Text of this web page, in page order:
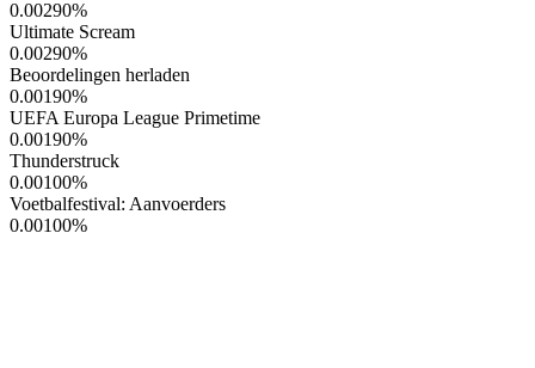
0.00290%
Ultimate Scream
0.00290%
Beoordelingen herladen
0.00190%
UEFA Europa League Primetime
0.00190%
Thunderstruck
0.00100%
Voetbalfestival: Aanvoerders
0.00100%